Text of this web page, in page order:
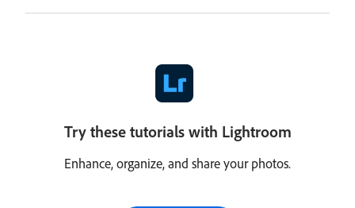
Try these tutorials with Lightroom
Enhance, organize, and share your photos.